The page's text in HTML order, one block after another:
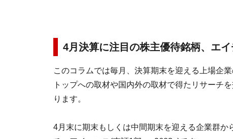
4月決算に注目の株主優待銘柄、エ
このコラムでは毎月、決算期末を迎える上場企
トップへの取材や国内外の取材で得たリサーチ
ります。
4月末に期末もしくは中間期末を迎える企業群